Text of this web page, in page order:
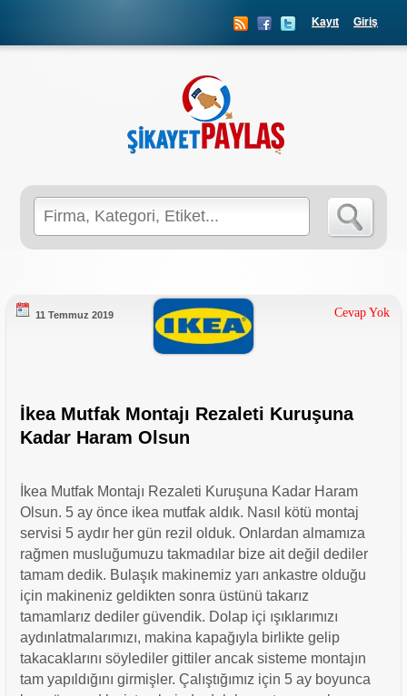
Kayıt Giriş
for:
11 Temmuz 2019 Cevap Yok
İkea Mutfak Montajı Rezaleti Kuruşuna
Kadar Haram Olsun
İkea Mutfak Montajı Rezaleti Kuruşuna Kadar Haram
Olsun. 5 ay önce ikea mutfak aldık. Nasıl kötü montaj
servisi 5 aydır her gün rezil olduk. Onlardan almamıza
rağmen musluğumuzu takmadılar bize ait değil dediler
tamam dedik. Bulaşık makinemiz yarı ankastre olduğu
için makineniz geldikten sonra üstünü takarız
tamamlarız dediler güvendik. Dolap içi ışıklarımızı
aydınlatmalarımızı, makina kapağıyla birlikte gelip
takacaklarını söylediler gittiler ancak sisteme montajın
tam yapıldığını girmişler. Çalıştığımız için 5 ay boyunca